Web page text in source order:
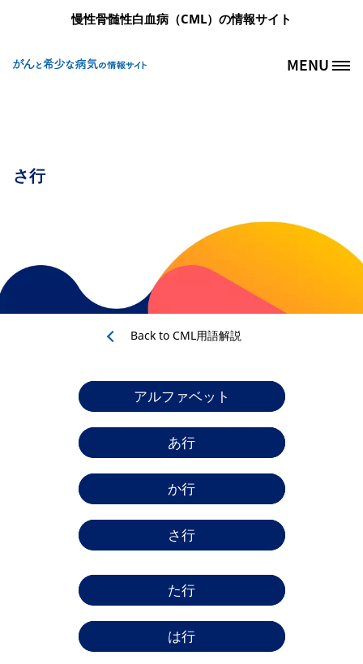
メインコンテンツに移動
慢性骨髄性白血病（CML）の情報サイト
Site Logo MENU
さ行
Back to CML用語解説
アルファベット
あ行
か行
さ行
た行
は行